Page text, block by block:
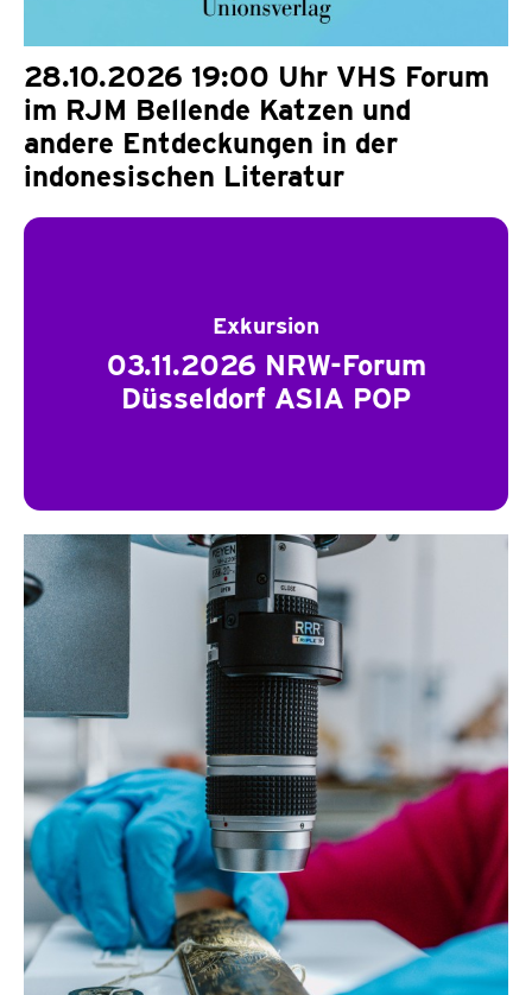
28.10.2026 19:00 Uhr VHS Forum
im RJM Bellende Katzen und
andere Entdeckungen in der
indonesischen Literatur
Exkursion
03.11.2026 NRW-Forum
Düsseldorf ASIA POP